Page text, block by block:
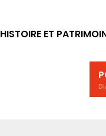
HISTOIRE ET